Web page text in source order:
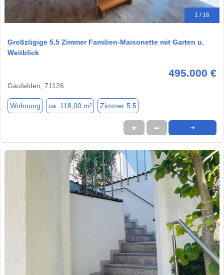
1 / 16
Großzügige 5,5 Zimmer Familien-Maisonette mit Garten u.
Weitblick
495.000 €
Gäufelden, 71126
Wohnung ca. 118,00 m² Zimmer 5.5
★ ➦ ➜